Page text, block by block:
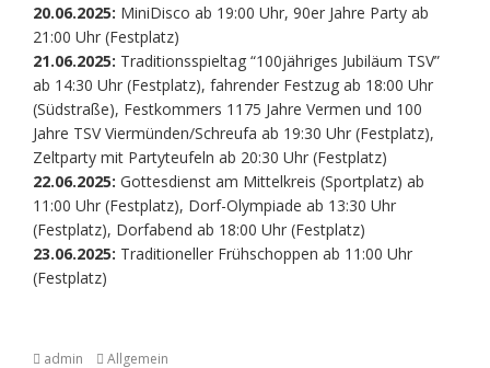
20.06.2025: MiniDisco ab 19:00 Uhr, 90er Jahre Party ab
21:00 Uhr (Festplatz)
21.06.2025: Traditionsspieltag “100jähriges Jubiläum TSV”
ab 14:30 Uhr (Festplatz), fahrender Festzug ab 18:00 Uhr
(Südstraße), Festkommers 1175 Jahre Vermen und 100
Jahre TSV Viermünden/Schreufa ab 19:30 Uhr (Festplatz),
Zeltparty mit Partyteufeln ab 20:30 Uhr (Festplatz)
22.06.2025: Gottesdienst am Mittelkreis (Sportplatz) ab
11:00 Uhr (Festplatz), Dorf-Olympiade ab 13:30 Uhr
(Festplatz), Dorfabend ab 18:00 Uhr (Festplatz)
23.06.2025: Traditioneller Frühschoppen ab 11:00 Uhr
(Festplatz)
admin Allgemein